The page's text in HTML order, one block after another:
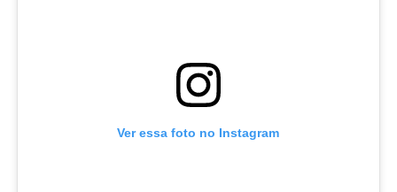
Ver essa foto no Instagram